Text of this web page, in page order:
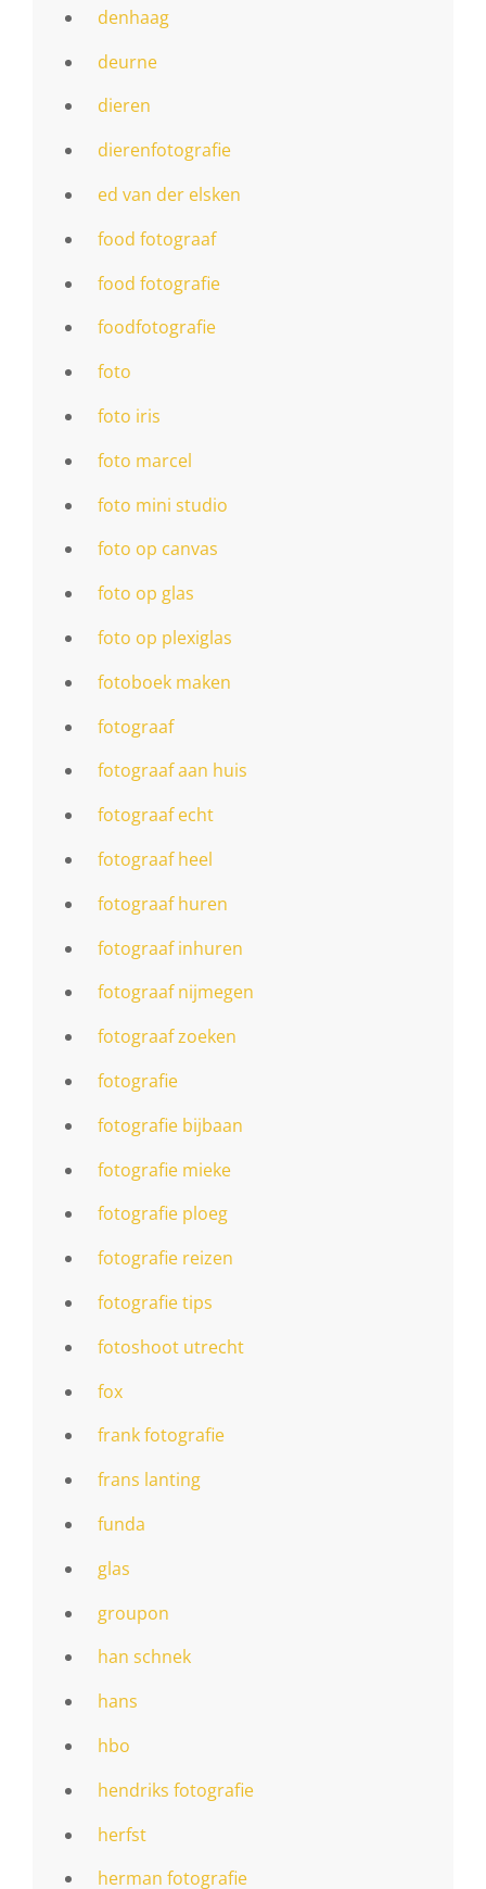
denhaag
deurne
dieren
dierenfotografie
ed van der elsken
food fotograaf
food fotografie
foodfotografie
foto
foto iris
foto marcel
foto mini studio
foto op canvas
foto op glas
foto op plexiglas
fotoboek maken
fotograaf
fotograaf aan huis
fotograaf echt
fotograaf heel
fotograaf huren
fotograaf inhuren
fotograaf nijmegen
fotograaf zoeken
fotografie
fotografie bijbaan
fotografie mieke
fotografie ploeg
fotografie reizen
fotografie tips
fotoshoot utrecht
fox
frank fotografie
frans lanting
funda
glas
groupon
han schnek
hans
hbo
hendriks fotografie
herfst
herman fotografie